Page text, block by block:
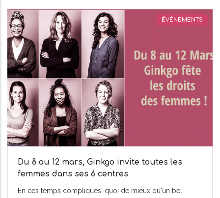
ÉVÈNEMENTS
Du 8 au 12 mars, Ginkgo invite toutes les
femmes dans ses 6 centres
En ces temps compliqués, quoi de mieux qu'un bel